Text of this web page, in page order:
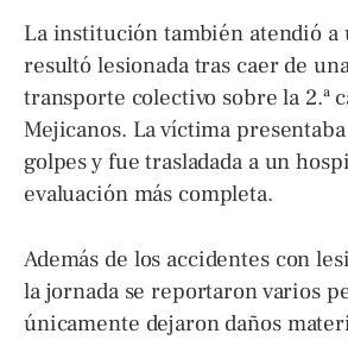
La institución también atendió a
resultó lesionada tras caer de
transporte colectivo sobre la 2.ª
Mejicanos. La víctima
golpes y fue trasladada a un
evaluación más completa.
Además de los accidentes con
la jornada se reportaron varios
únicamente dejaron daños